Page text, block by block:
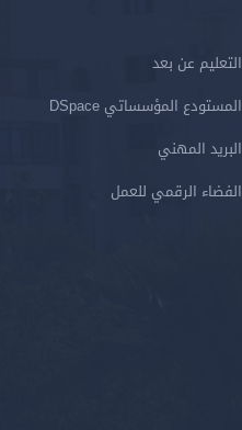
التعليم عن بعد
المستودع المؤسساتي DSpace
البريد المهني
الفضاء الرقمي للعمل